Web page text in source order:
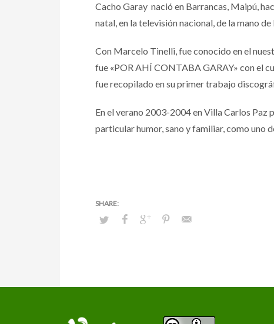
Cacho Garay nació en Barrancas, Maipú,
natal, en la televisión nacional, de la mano
Con Marcelo Tinelli, fue conocido en el
fue «POR AHÍ CONTABA GARAY» con el
fue recopilado en su primer trabajo
En el verano 2003-2004 en Villa Carlos
particular humor, sano y familiar, como uno